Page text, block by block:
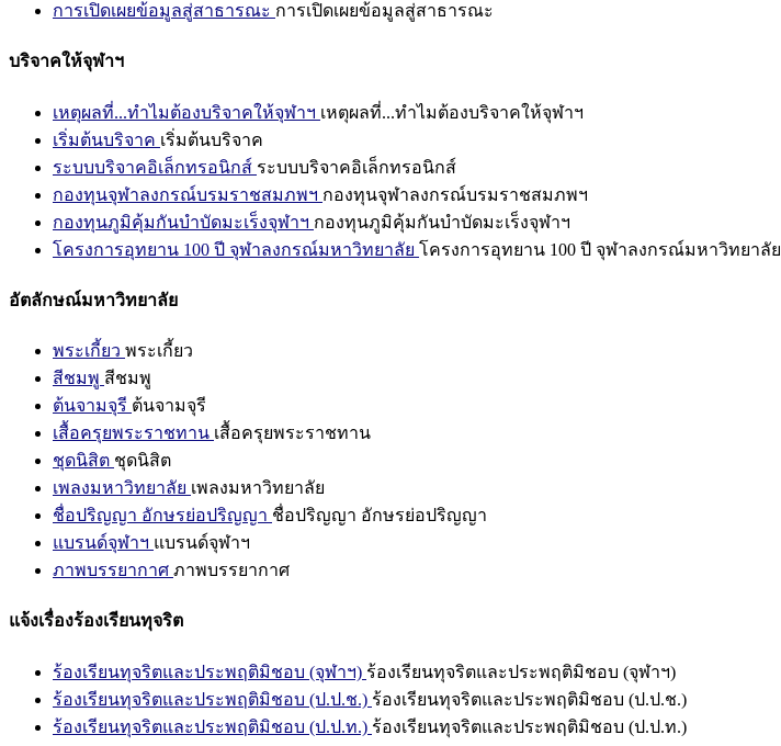
การเปิดเผยข้อมูลสู่สาธารณะ การเปิดเผยข้อมูลสู่สาธารณะ
บริจาคให้จุฬาฯ
เหตุผลที่...ทำไมต้องบริจาคให้จุฬาฯ เหตุผลที่...ทำไมต้องบริจาคให้จุฬาฯ
เริ่มต้นบริจาค เริ่มต้นบริจาค
ระบบบริจาคอิเล็กทรอนิกส์ ระบบบริจาคอิเล็กทรอนิกส์
กองทุนจุฬาลงกรณ์บรมราชสมภพฯ กองทุนจุฬาลงกรณ์บรมราชสมภพฯ
กองทุนภูมิคุ้มกันบำบัดมะเร็งจุฬาฯ กองทุนภูมิคุ้มกันบำบัดมะเร็งจุฬาฯ
โครงการอุทยาน 100 ปี จุฬาลงกรณ์มหาวิทยาลัย โครงการอุทยาน 100 ปี จุฬาลงกรณ์มหาวิทยาลัย
อัตลักษณ์มหาวิทยาลัย
พระเกี้ยว พระเกี้ยว
สีชมพู สีชมพู
ต้นจามจุรี ต้นจามจุรี
เสื้อครุยพระราชทาน เสื้อครุยพระราชทาน
ชุดนิสิต ชุดนิสิต
เพลงมหาวิทยาลัย เพลงมหาวิทยาลัย
ชื่อปริญญา อักษรย่อปริญญา ชื่อปริญญา อักษรย่อปริญญา
แบรนด์จุฬาฯ แบรนด์จุฬาฯ
ภาพบรรยากาศ ภาพบรรยากาศ
แจ้งเรื่องร้องเรียนทุจริต
ร้องเรียนทุจริตและประพฤติมิชอบ (จุฬาฯ) ร้องเรียนทุจริตและประพฤติมิชอบ (จุฬาฯ)
ร้องเรียนทุจริตและประพฤติมิชอบ (ป.ป.ช.) ร้องเรียนทุจริตและประพฤติมิชอบ (ป.ป.ช.)
ร้องเรียนทุจริตและประพฤติมิชอบ (ป.ป.ท.) ร้องเรียนทุจริตและประพฤติมิชอบ (ป.ป.ท.)